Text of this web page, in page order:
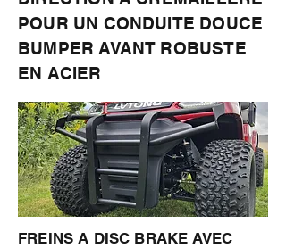
POUR UN CONDUITE DOUCE
BUMPER AVANT ROBUSTE
EN ACIER
FREINS A DISC BRAKE AVEC